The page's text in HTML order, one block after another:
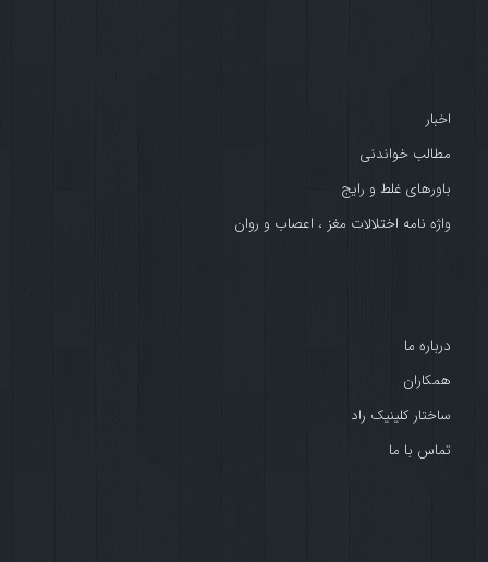
اخبار
مطالب خواندنی
باورهای غلط و رایج
واژه نامه اختلالات مغز ، اعصاب و روان
درباره ما
همکاران
ساختار کلینیک راد
تماس با ما